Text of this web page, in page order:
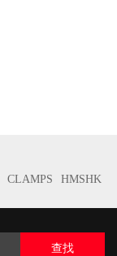
CLAMPS HMSHK
查找